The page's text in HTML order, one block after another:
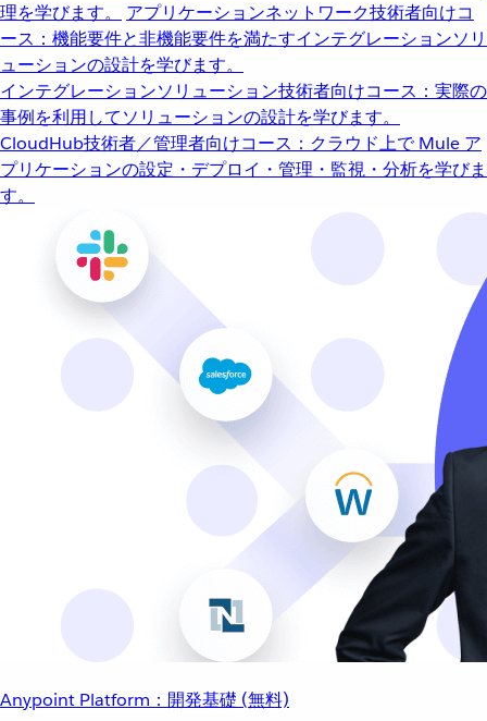
理を学びます。
アプリケーションネットワーク技術者向けコ
ース：機能要件と非機能要件を満たすインテグレーションソリ
ューションの設計を学びます。
インテグレーションソリューション技術者向けコース：実際の
事例を利用してソリューションの設計を学びます。
CloudHub技術者／管理者向けコース：クラウド上で Mule ア
プリケーションの設定・デプロイ・管理・監視・分析を学びま
す。
Anypoint Platform：開発基礎 (無料)